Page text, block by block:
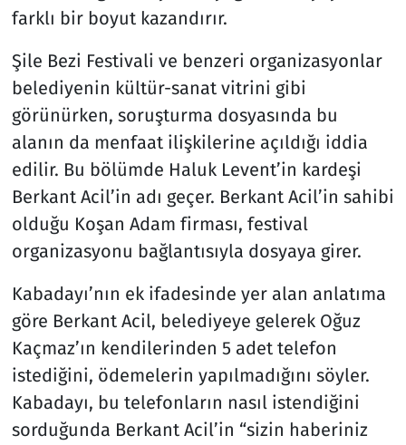
farklı bir boyut kazandırır.
Şile Bezi Festivali ve benzeri organizasyonlar
belediyenin kültür-sanat vitrini gibi
görünürken, soruşturma dosyasında bu
alanın da menfaat ilişkilerine açıldığı iddia
edilir. Bu bölümde Haluk Levent’in kardeşi
Berkant Acil’in adı geçer. Berkant Acil’in sahibi
olduğu Koşan Adam firması, festival
organizasyonu bağlantısıyla dosyaya girer.
Kabadayı’nın ek ifadesinde yer alan anlatıma
göre Berkant Acil, belediyeye gelerek Oğuz
Kaçmaz’ın kendilerinden 5 adet telefon
istediğini, ödemelerin yapılmadığını söyler.
Kabadayı, bu telefonların nasıl istendiğini
sorduğunda Berkant Acil’in “sizin haberiniz